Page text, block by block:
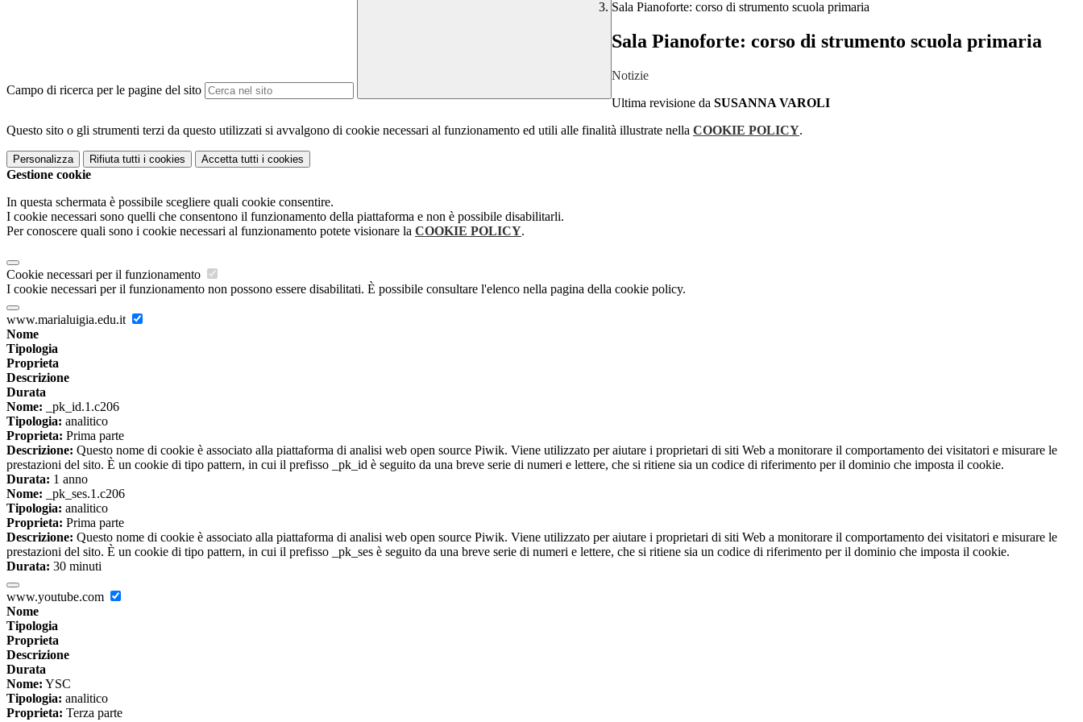
Campo di ricerca per le pagine del sito
Sala Pianoforte: corso di strumento scuola primaria
Sala Pianoforte: corso di strumento scuola primaria
Notizie
Ultima revisione da SUSANNA VAROLI
Questo sito o gli strumenti terzi da questo utilizzati si avvalgono di cookie necessari al funzionamento ed utili alle finalità illustrate nella COOKIE POLICY.
Personalizza Rifiuta tutti i cookies Accetta tutti i cookies
Gestione cookie
In questa schermata è possibile scegliere quali cookie consentire.
I cookie necessari sono quelli che consentono il funzionamento della piattaforma e non è possibile disabilitarli.
Per conoscere quali sono i cookie necessari al funzionamento potete visionare la COOKIE POLICY.
Cookie necessari per il funzionamento
I cookie necessari per il funzionamento non possono essere disabilitati. È possibile consultare l'elenco nella pagina della cookie policy.
www.marialuigia.edu.it
Nome
Tipologia
Proprieta
Descrizione
Durata
Nome: _pk_id.1.c206
Tipologia: analitico
Proprieta: Prima parte
Descrizione: Questo nome di cookie è associato alla piattaforma di analisi web open source Piwik. Viene utilizzato per aiutare i proprietari di siti Web a monitorare il comportamento dei visitatori e misurare le
prestazioni del sito. È un cookie di tipo pattern, in cui il prefisso _pk_id è seguito da una breve serie di numeri e lettere, che si ritiene sia un codice di riferimento per il dominio che imposta il cookie.
Durata: 1 anno
Nome: _pk_ses.1.c206
Tipologia: analitico
Proprieta: Prima parte
Descrizione: Questo nome di cookie è associato alla piattaforma di analisi web open source Piwik. Viene utilizzato per aiutare i proprietari di siti Web a monitorare il comportamento dei visitatori e misurare le
prestazioni del sito. È un cookie di tipo pattern, in cui il prefisso _pk_ses è seguito da una breve serie di numeri e lettere, che si ritiene sia un codice di riferimento per il dominio che imposta il cookie.
Durata: 30 minuti
www.youtube.com
Nome
Tipologia
Proprieta
Descrizione
Durata
Nome: YSC
Tipologia: analitico
Proprieta: Terza parte